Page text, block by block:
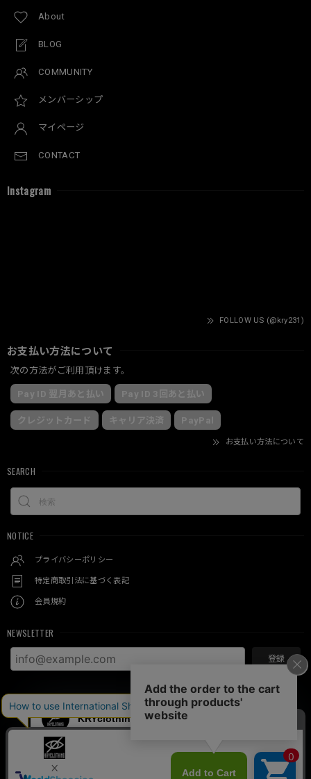
About
BLOG
COMMUNITY
メンバーシップ
マイページ
CONTACT
Instagram
FOLLOW US (@kry231)
お支払い方法について
次の方法がご利用頂けます。
Pay ID 翌月あと払い Pay ID 3回あと払い
クレジットカード キャリア決済 PayPal
お支払い方法について
SEARCH
NOTICE
プライバシーポリシー
特定商取引法に基づく表記
会員規約
NEWSLETTER
登録